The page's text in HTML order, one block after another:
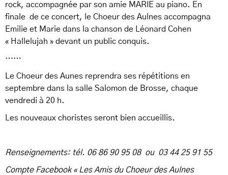
rock, accompagnée par son amie MARIE au piano. En
finale de ce concert, le Choeur des Aulnes accompagna
Emilie et Marie dans la chanson de Léonard Cohen
« Hallelujah » devant un public conquis.
……
Le Choeur des Aunes reprendra ses répétitions en
septembre dans la salle Salomon de Brosse, chaque
vendredi à 20 h.
Les nouveaux choristes seront bien accueillis.
Renseignements: tél. 06 86 90 95 08 ou 03 44 25 91 55
Compte Facebook « Les Amis du Choeur des Aulnes